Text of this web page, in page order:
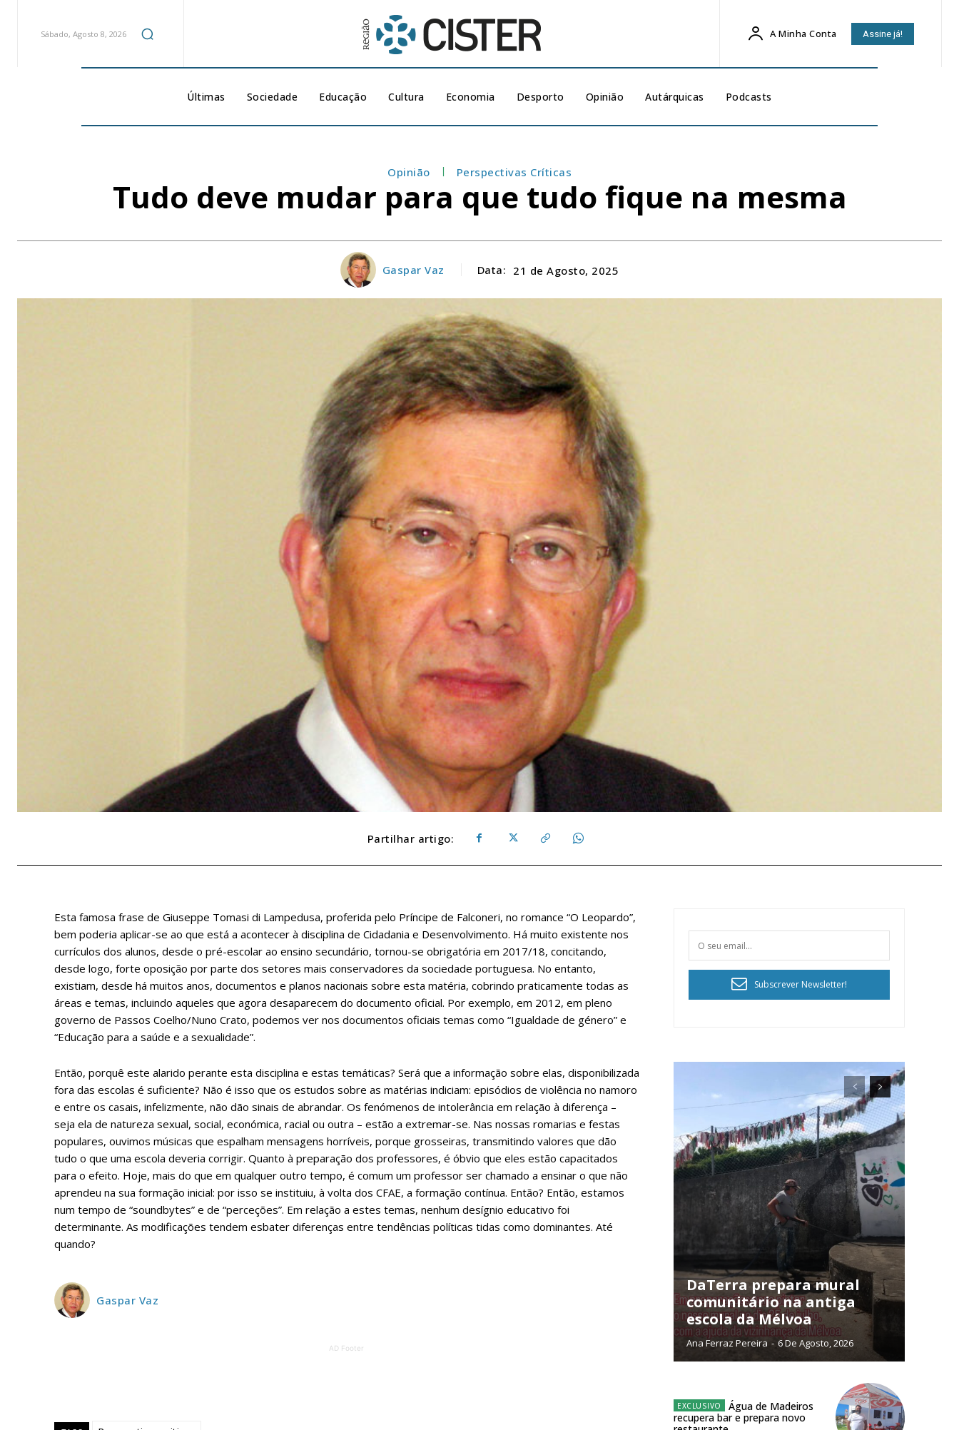
Planos de Assinatura
Faça-se assinante do Região de Cister e ajude-nos a manter este serviço público!
Sendo assinante terá acesso a todos os conteúdos exclusivos e versões digitais.
Escolha o plano de assinatura desejado:
ASSINATURA
DIGITAL ANUAL
12 meses
Acesso ao conteúdo online
Acesso aos conteúdos Exclusivos para
Sábado, Agosto 8, 2026 A Minha Conta Assine já!
Últimas Sociedade Educação Cultura Economia Desporto Opinião Autárquicas Podcasts
Opinião Perspectivas Críticas
Tudo deve mudar para que tudo fique na mesma
Gaspar Vaz Data: 21 de Agosto, 2025
Partilhar artigo:
Esta famosa frase de Giuseppe Tomasi di Lampedusa, proferida pelo Príncipe de Falconeri, no romance “O Leopardo”,
bem poderia aplicar-se ao que está a acontecer à disciplina de Cidadania e Desenvolvimento. Há muito existente nos
currículos dos alunos, desde o pré-escolar ao ensino secundário, tornou-se obrigatória em 2017/18, concitando,
desde logo, forte oposição por parte dos setores mais conservadores da sociedade portuguesa. No entanto,
existiam, desde há muitos anos, documentos e planos nacionais sobre esta matéria, cobrindo praticamente todas as
áreas e temas, incluindo aqueles que agora desaparecem do documento oficial. Por exemplo, em 2012, em pleno
governo de Passos Coelho/Nuno Crato, podemos ver nos documentos oficiais temas como “Igualdade de género” e
“Educação para a saúde e a sexualidade”.
Então, porquê este alarido perante esta disciplina e estas temáticas? Será que a informação sobre elas, disponibilizada
fora das escolas é suficiente? Não é isso que os estudos sobre as matérias indiciam: episódios de violência no namoro
e entre os casais, infelizmente, não dão sinais de abrandar. Os fenómenos de intolerância em relação à diferença –
seja ela de natureza sexual, social, económica, racial ou outra – estão a extremar-se. Nas nossas romarias e festas
populares, ouvimos músicas que espalham mensagens horríveis, porque grosseiras, transmitindo valores que dão
tudo o que uma escola deveria corrigir. Quanto à preparação dos professores, é óbvio que eles estão capacitados
para o efeito. Hoje, mais do que em qualquer outro tempo, é comum um professor ser chamado a ensinar o que não
aprendeu na sua formação inicial: por isso se instituiu, à volta dos CFAE, a formação contínua. Então? Então, estamos
num tempo de “soundbytes” e de “perceções”. Em relação a estes temas, nenhum desígnio educativo foi
determinante. As modificações tendem esbater diferenças entre tendências políticas tidas como dominantes. Até
quando?
Gaspar Vaz
AD Footer
Subscrever Newsletter!
DaTerra prepara mural
comunitário na antiga
escola da Mélvoa
Ana Ferraz Pereira - 6 De Agosto, 2026
Água de Madeiros
recupera bar e prepara novo